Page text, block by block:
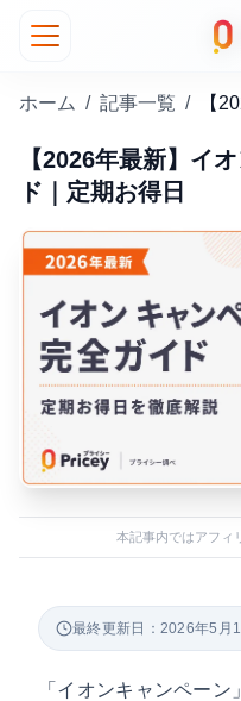
ホーム / 記事一覧 /
【2026年最新】イ
ド｜定期お得日
本記事内ではアフィ
最終更新日：2026年5月
「イオンキャンペー